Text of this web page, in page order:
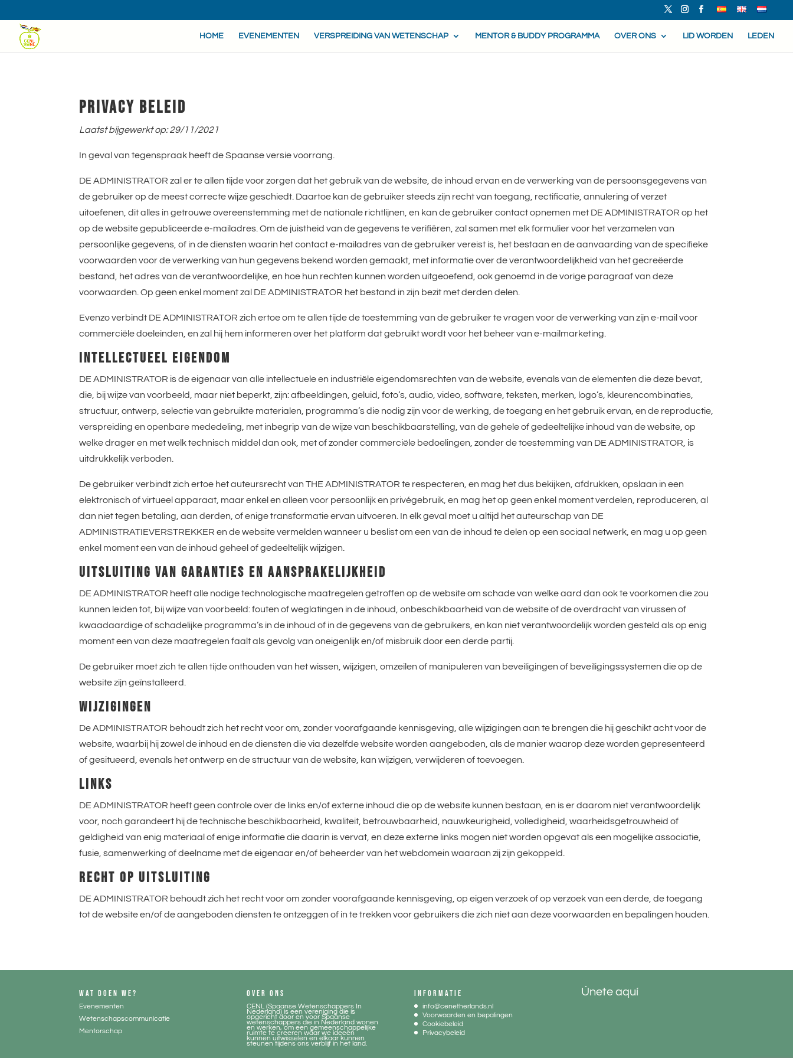
HOME EVENEMENTEN VERSPREIDING VAN WETENSCHAP MENTOR & BUDDY PROGRAMMA OVER ONS LID WORDEN LEDEN
PRIVACY BELEID
Laatst bijgewerkt op: 29/11/2021
In geval van tegenspraak heeft de Spaanse versie voorrang.
DE ADMINISTRATOR zal er te allen tijde voor zorgen dat het gebruik van de website, de inhoud ervan en de verwerking van de persoonsgegevens van
de gebruiker op de meest correcte wijze geschiedt. Daartoe kan de gebruiker steeds zijn recht van toegang, rectificatie, annulering of verzet
uitoefenen, dit alles in getrouwe overeenstemming met de nationale richtlijnen, en kan de gebruiker contact opnemen met DE ADMINISTRATOR op het
op de website gepubliceerde e-mailadres. Om de juistheid van de gegevens te verifiëren, zal samen met elk formulier voor het verzamelen van
persoonlijke gegevens, of in de diensten waarin het contact e-mailadres van de gebruiker vereist is, het bestaan en de aanvaarding van de specifieke
voorwaarden voor de verwerking van hun gegevens bekend worden gemaakt, met informatie over de verantwoordelijkheid van het gecreëerde
bestand, het adres van de verantwoordelijke, en hoe hun rechten kunnen worden uitgeoefend, ook genoemd in de vorige paragraaf van deze
voorwaarden. Op geen enkel moment zal DE ADMINISTRATOR het bestand in zijn bezit met derden delen.
Evenzo verbindt DE ADMINISTRATOR zich ertoe om te allen tijde de toestemming van de gebruiker te vragen voor de verwerking van zijn e-mail voor
commerciële doeleinden, en zal hij hem informeren over het platform dat gebruikt wordt voor het beheer van e-mailmarketing.
INTELLECTUEEL EIGENDOM
DE ADMINISTRATOR is de eigenaar van alle intellectuele en industriële eigendomsrechten van de website, evenals van de elementen die deze bevat,
die, bij wijze van voorbeeld, maar niet beperkt, zijn: afbeeldingen, geluid, foto’s, audio, video, software, teksten, merken, logo’s, kleurencombinaties,
structuur, ontwerp, selectie van gebruikte materialen, programma’s die nodig zijn voor de werking, de toegang en het gebruik ervan, en de reproductie,
verspreiding en openbare mededeling, met inbegrip van de wijze van beschikbaarstelling, van de gehele of gedeeltelijke inhoud van de website, op
welke drager en met welk technisch middel dan ook, met of zonder commerciële bedoelingen, zonder de toestemming van DE ADMINISTRATOR, is
uitdrukkelijk verboden.
De gebruiker verbindt zich ertoe het auteursrecht van THE ADMINISTRATOR te respecteren, en mag het dus bekijken, afdrukken, opslaan in een
elektronisch of virtueel apparaat, maar enkel en alleen voor persoonlijk en privégebruik, en mag het op geen enkel moment verdelen, reproduceren, al
dan niet tegen betaling, aan derden, of enige transformatie ervan uitvoeren. In elk geval moet u altijd het auteurschap van DE
ADMINISTRATIEVERSTREKKER en de website vermelden wanneer u beslist om een van de inhoud te delen op een sociaal netwerk, en mag u op geen
enkel moment een van de inhoud geheel of gedeeltelijk wijzigen.
UITSLUITING VAN GARANTIES EN AANSPRAKELIJKHEID
DE ADMINISTRATOR heeft alle nodige technologische maatregelen getroffen op de website om schade van welke aard dan ook te voorkomen die zou
kunnen leiden tot, bij wijze van voorbeeld: fouten of weglatingen in de inhoud, onbeschikbaarheid van de website of de overdracht van virussen of
kwaadaardige of schadelijke programma’s in de inhoud of in de gegevens van de gebruikers, en kan niet verantwoordelijk worden gesteld als op enig
moment een van deze maatregelen faalt als gevolg van oneigenlijk en/of misbruik door een derde partij.
De gebruiker moet zich te allen tijde onthouden van het wissen, wijzigen, omzeilen of manipuleren van beveiligingen of beveiligingssystemen die op de
website zijn geïnstalleerd.
WIJZIGINGEN
De ADMINISTRATOR behoudt zich het recht voor om, zonder voorafgaande kennisgeving, alle wijzigingen aan te brengen die hij geschikt acht voor de
website, waarbij hij zowel de inhoud en de diensten die via dezelfde website worden aangeboden, als de manier waarop deze worden gepresenteerd
of gesitueerd, evenals het ontwerp en de structuur van de website, kan wijzigen, verwijderen of toevoegen.
LINKS
DE ADMINISTRATOR heeft geen controle over de links en/of externe inhoud die op de website kunnen bestaan, en is er daarom niet verantwoordelijk
voor, noch garandeert hij de technische beschikbaarheid, kwaliteit, betrouwbaarheid, nauwkeurigheid, volledigheid, waarheidsgetrouwheid of
geldigheid van enig materiaal of enige informatie die daarin is vervat, en deze externe links mogen niet worden opgevat als een mogelijke associatie,
fusie, samenwerking of deelname met de eigenaar en/of beheerder van het webdomein waaraan zij zijn gekoppeld.
RECHT OP UITSLUITING
DE ADMINISTRATOR behoudt zich het recht voor om zonder voorafgaande kennisgeving, op eigen verzoek of op verzoek van een derde, de toegang
tot de website en/of de aangeboden diensten te ontzeggen of in te trekken voor gebruikers die zich niet aan deze voorwaarden en bepalingen houden.
WAT DOEN WE?
Evenementen
Wetenschapscommunicatie
Mentorschap
OVER ONS
CENL (Spaanse Wetenschappers In
Nederland) is een vereniging die is
opgericht door en voor Spaanse
wetenschappers die in Nederland wonen
en werken, om een gemeenschappelijke
ruimte te creeren waar we ideeën
kunnen uitwisselen en elkaar kunnen
steunen tijdens ons verblijf in het land.
INFORMATIE
info@cenetherlands.nl
Voorwaarden en bepalingen
Cookiebeleid
Privacybeleid
Únete aquí